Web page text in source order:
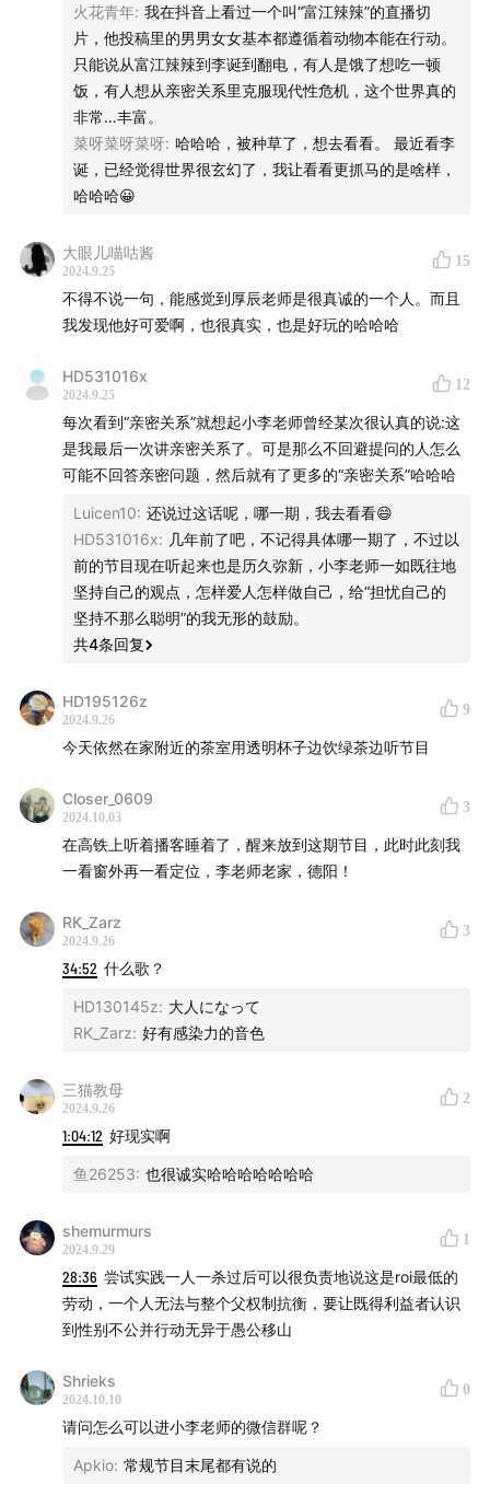
火花青年: 我在抖音上看过一个叫“富江辣辣”的直播切
片，他投稿里的男男女女基本都遵循着动物本能在行动。
只能说从富江辣辣到李诞到翻电，有人是饿了想吃一顿
饭，有人想从亲密关系里克服现代性危机，这个世界真的
非常…丰富。
菜呀菜呀菜呀: 哈哈哈，被种草了，想去看看。 最近看李
诞，已经觉得世界很玄幻了，我让看看更抓马的是啥样，
哈哈哈😀
大眼儿喵咕酱
2024.9.25
15
不得不说一句，能感觉到厚辰老师是很真诚的一个人。而且
我发现他好可爱啊，也很真实，也是好玩的哈哈哈
HD531016x
2024.9.25
12
每次看到“亲密关系”就想起小李老师曾经某次很认真的说:这
是我最后一次讲亲密关系了。可是那么不回避提问的人怎么
可能不回答亲密问题，然后就有了更多的“亲密关系”哈哈哈
Luicen10: 还说过这话呢，哪一期，我去看看😄
HD531016x: 几年前了吧，不记得具体哪一期了，不过以
前的节目现在听起来也是历久弥新，小李老师一如既往地
坚持自己的观点，怎样爱人怎样做自己，给“担忧自己的
坚持不那么聪明”的我无形的鼓励。
共4条回复
HD195126z
2024.9.26
9
今天依然在家附近的茶室用透明杯子边饮绿茶边听节目
Closer_0609
2024.10.03
3
在高铁上听着播客睡着了，醒来放到这期节目，此时此刻我
一看窗外再一看定位，李老师老家，德阳！
RK_Zarz
2024.9.26
3
34:52 什么歌？
HD130145z: 大人になって
RK_Zarz: 好有感染力的音色
三猫教母
2024.9.26
2
1:04:12 好现实啊
鱼26253: 也很诚实哈哈哈哈哈哈哈
shemurmurs
2024.9.29
1
28:36 尝试实践一人一杀过后可以很负责地说这是roi最低的
劳动，一个人无法与整个父权制抗衡，要让既得利益者认识
到性别不公并行动无异于愚公移山
Shrieks
2024.10.10
0
请问怎么可以进小李老师的微信群呢？
Apkio: 常规节目末尾都有说的